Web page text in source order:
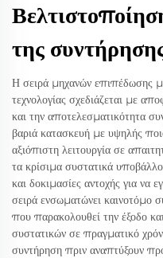
της
Η σειρά μηχανών επιπέδωσης
τεχνολογίας σχεδιάζεται με
και την αποτελεσματικότητα
βαριά κατασκευή με υψηλής
αξιόπιστη λειτουργία σε
τα κρίσιμα συστατικά
και δοκιμασίες αντοχής για να
σειρά ενσωματώνει καινοτόμο
που παρακολουθεί την έξοδο
συστατικών σε πραγματικό
συντήρηση πριν αναπτύξουν